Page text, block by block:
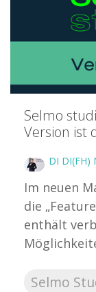
Selmo
Version ist
DI DI(FH)
Im neuen
die
enthält
Selmo